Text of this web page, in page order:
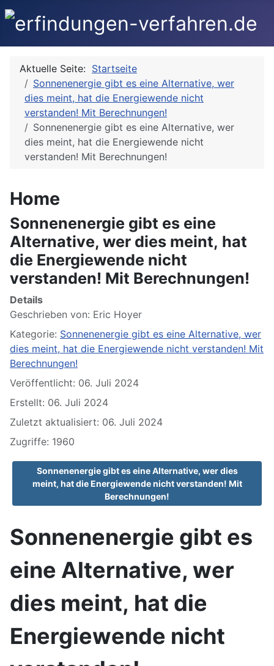
Aktuelle Seite: Startseite
Sonnenenergie gibt es eine Alternative, wer
dies meint, hat die Energiewende nicht
verstanden! Mit Berechnungen!
Sonnenenergie gibt es eine Alternative, wer
dies meint, hat die Energiewende nicht
verstanden! Mit Berechnungen!
Home
Sonnenenergie gibt es eine
Alternative, wer dies meint, hat
die Energiewende nicht
verstanden! Mit Berechnungen!
Details
Geschrieben von: Eric Hoyer
Kategorie: Sonnenenergie gibt es eine Alternative, wer
dies meint, hat die Energiewende nicht verstanden! Mit
Berechnungen!
Veröffentlicht: 06. Juli 2024
Erstellt: 06. Juli 2024
Zuletzt aktualisiert: 06. Juli 2024
Zugriffe: 1960
Sonnenenergie gibt es eine Alternative, wer dies
meint, hat die Energiewende nicht verstanden! Mit
Berechnungen!
Sonnenenergie gibt es
eine Alternative, wer
dies meint, hat die
Energiewende nicht